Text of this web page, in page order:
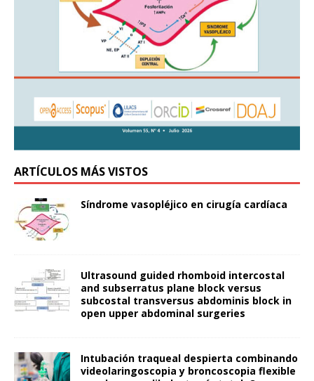
ARTÍCULOS MÁS VISTOS
Síndrome vasopléjico en cirugía cardíaca
Ultrasound guided rhomboid intercostal
and subserratus plane block versus
subcostal transversus abdominis block in
open upper abdominal surgeries
Intubación traqueal despierta combinando
videolaringoscopia y broncoscopia flexible